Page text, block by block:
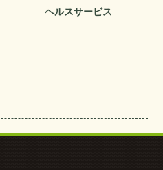
ヘルスサービス